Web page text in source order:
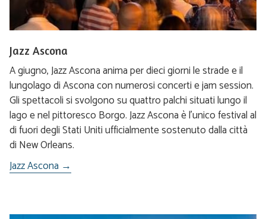
Jazz Ascona
A giugno, Jazz Ascona anima per dieci giorni le strade e il
lungolago di Ascona con numerosi concerti e jam session.
Gli spettacoli si svolgono su quattro palchi situati lungo il
lago e nel pittoresco Borgo. Jazz Ascona è l’unico festival al
di fuori degli Stati Uniti ufficialmente sostenuto dalla città
di New Orleans.
Jazz Ascona →